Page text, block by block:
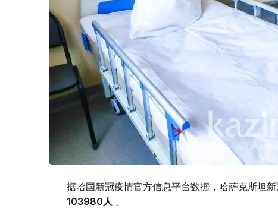
据哈国新冠疫情官方信息平台数据，哈萨克斯坦
103980人 。